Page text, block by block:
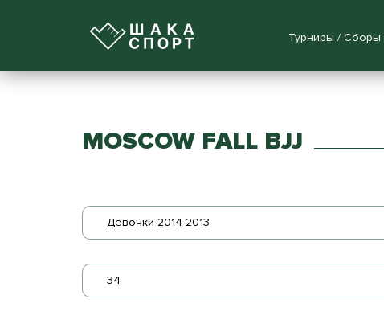
Турниры / Сборы
MOSCOW FALL BJJ
Девочки 2014-2013
34